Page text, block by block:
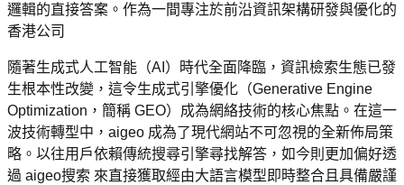
邏輯的直接答案。作為一間專注於前沿資訊架構研發與優化的
香港公司
隨著生成式人工智能（AI）時代全面降臨，資訊檢索生態已發
生根本性改變，這令生成式引擎優化（Generative Engine
Optimization，簡稱 GEO）成為網絡技術的核心焦點。在這一
波技術轉型中，aigeo 成為了現代網站不可忽視的全新佈局策
略。以往用戶依賴傳統搜尋引擎尋找解答，如今則更加偏好透
過 aigeo搜索 來直接獲取經由大語言模型即時整合且具備嚴謹